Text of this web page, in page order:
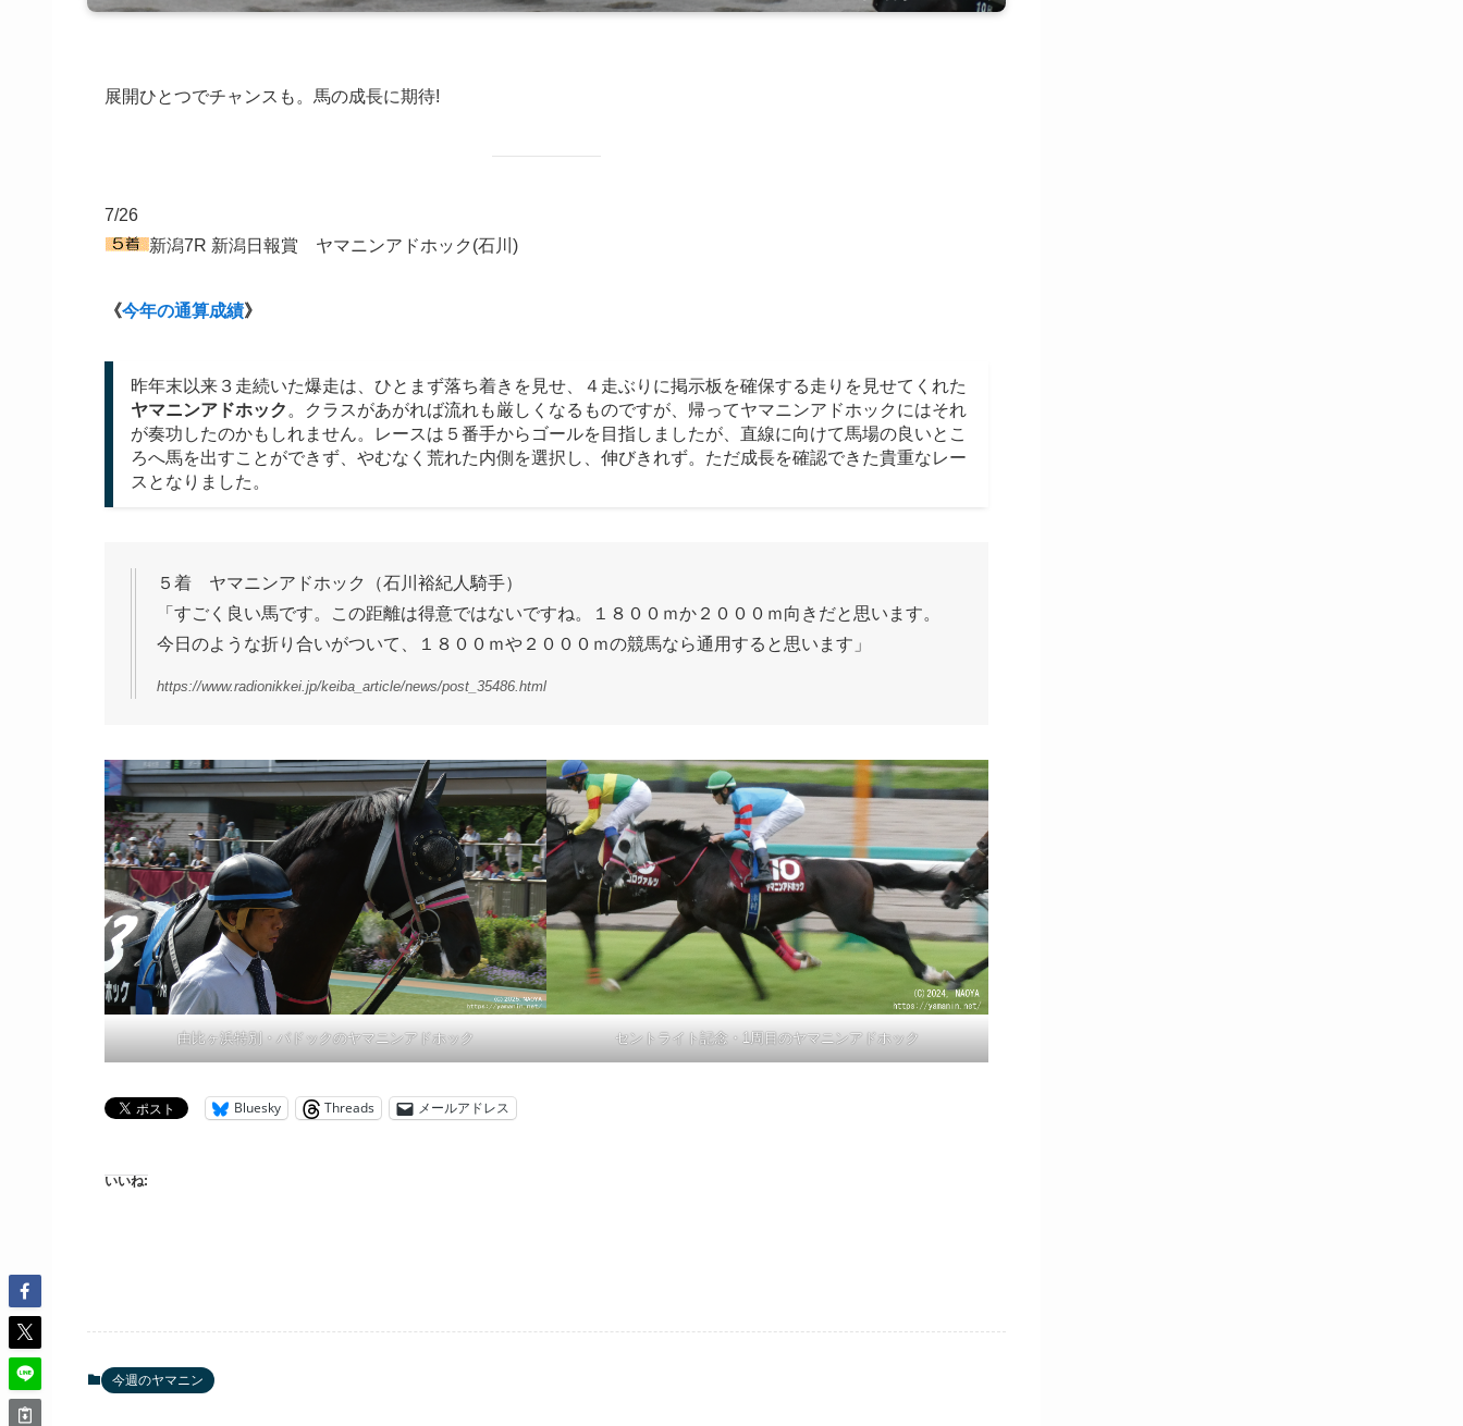
展開ひとつでチャンスも。馬の成長に期待!
7/26
新潟7R 新潟日報賞 ヤマニンアドホック(石川)
《今年の通算成績》
昨年末以来３走続いた爆走は、ひとまず落ち着きを見せ、４走ぶりに掲示板を確保する走りを見せてくれた
ヤマニンアドホック 。クラスがあがれば流れも厳しくなるものですが、帰ってヤマニンアドホックにはそれ
が奏功したのかもしれません。レースは５番手からゴールを目指しましたが、直線に向けて馬場の良いとこ
ろへ馬を出すことができず、やむなく荒れた内側を選択し、伸びきれず。ただ成長を確認できた貴重なレー
スとなりました。
５着 ヤマニンアドホック（石川裕紀人騎手）
「すごく良い馬です。この距離は得意ではないですね。１８００ｍか２０００ｍ向きだと思います。
今日のような折り合いがついて、１８００ｍや２０００ｍの競馬なら通用すると思います」
https://www.radionikkei.jp/keiba_article/news/post_35486.html
由比ヶ浜特別・パドックのヤマニンアドホック セントライト記念・1周目のヤマニンアドホック
Bluesky Threads メールアドレス
いいね:
今週のヤマニン